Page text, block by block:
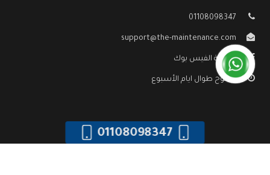
01108098347
support@the-maintenance.com
صفحة الفيس بوك
مفتوح طوال ايام الأسبوع
01108098347